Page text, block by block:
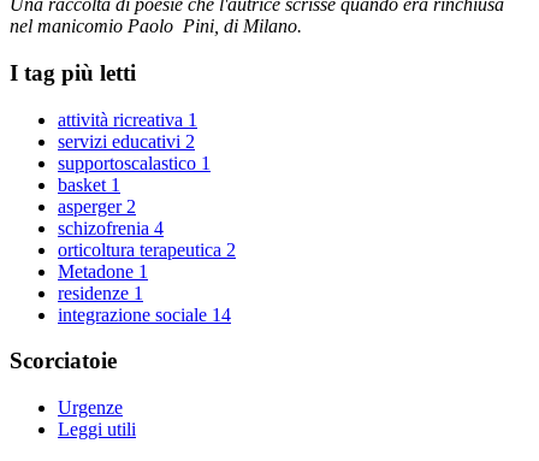
Una raccolta di poesie che l'autrice scrisse quando era rinchiusa
nel manicomio Paolo Pini, di Milano.
I tag più letti
attività ricreativa 1
servizi educativi 2
supportoscalastico 1
basket 1
asperger 2
schizofrenia 4
orticoltura terapeutica 2
Metadone 1
residenze 1
integrazione sociale 14
Scorciatoie
Urgenze
Leggi utili